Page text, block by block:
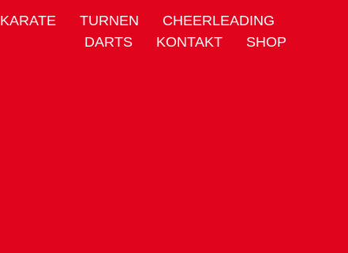
KARATE TURNEN
CHEERLEADING
DARTS
KONTAKT SHOP